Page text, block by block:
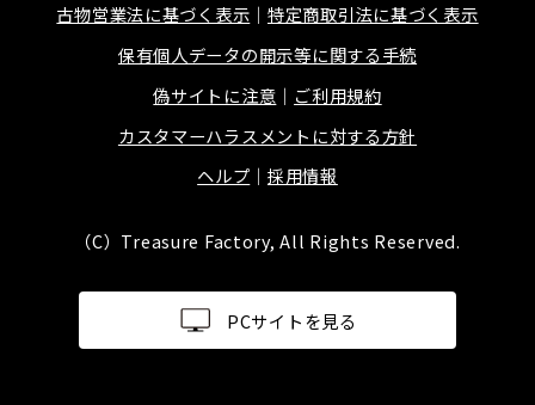
古物営業法に基づく表示
特定商取引法に基づく表示
保有個人データの開示等に関する手続
偽サイトに注意
ご利用規約
カスタマーハラスメントに対する方針
ヘルプ
採用情報
（C）Treasure Factory, All Rights Reserved.
PCサイトを見る